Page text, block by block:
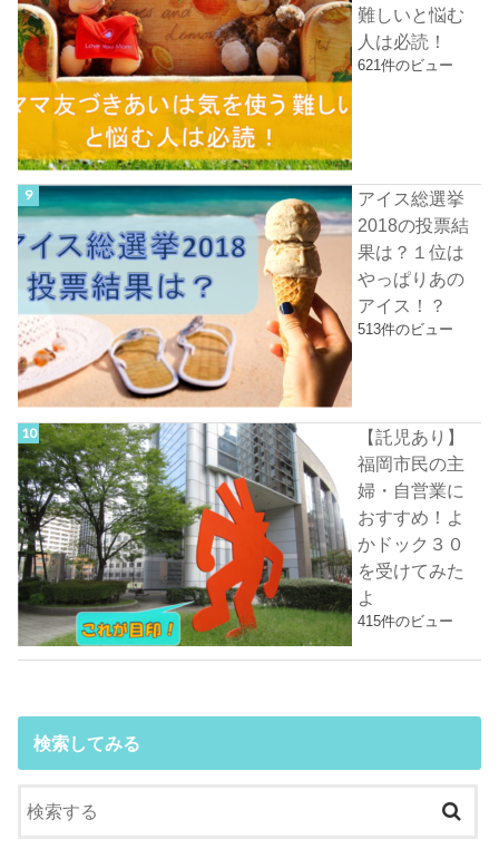
難しいと悩む
人は必読！
621件のビュー
アイス総選挙
2018の投票結
果は？１位は
やっぱりあの
アイス！？
513件のビュー
【託児あり】
福岡市民の主
婦・自営業に
おすすめ！よ
かドック３０
を受けてみた
よ
415件のビュー
検索してみる